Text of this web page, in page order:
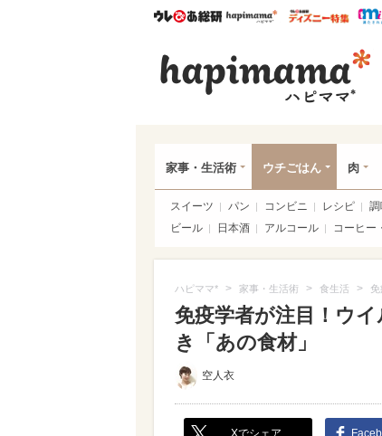
ウレぴあ総研ハピママ* ウ
家事・生活術 ウチごはん 肉
スイーツ パン コンビニ レシピ
ビール
日本酒 アルコール コーヒー
ハピママ* > 家事・生活術 > 食生活 >
免疫学者が注目！ウ
き「あの食材」
空人衣
Xでシェア